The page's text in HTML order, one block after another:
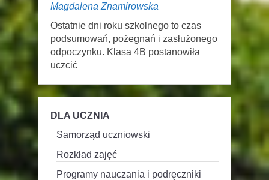
Magdalena Znamirowska
Ostatnie dni roku szkolnego to czas
podsumowań, pożegnań i zasłużonego
odpoczynku. Klasa 4B postanowiła
uczcić
DLA UCZNIA
Samorząd uczniowski
Rozkład zajęć
Programy nauczania i podręczniki